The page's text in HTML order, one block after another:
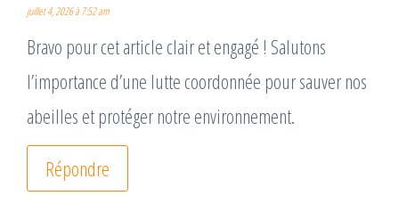
juillet 4, 2026 à 7:52 am
Bravo pour cet article clair et engagé ! Salutons
l’importance d’une lutte coordonnée pour sauver nos
abeilles et protéger notre environnement.
Répondre